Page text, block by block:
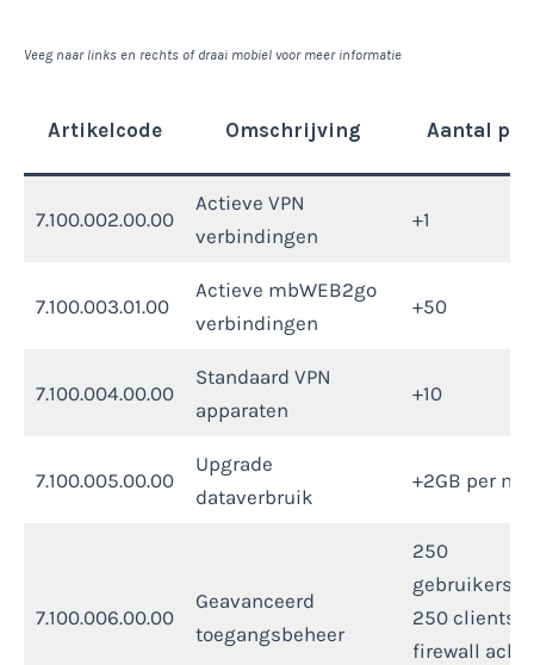
Veeg naar links en rechts of draai mobiel voor meer informatie
Artikelcode Omschrijving Aantal
7.100.002.00.00
Actieve VPN
verbindingen
+1
7.100.003.01.00
Actieve mbWEB2go
verbindingen
+50
7.100.004.00.00
Standaard VPN
apparaten
+10
7.100.005.00.00
Upgrade
dataverbruik
+2GB per
7.100.006.00.00
Geavanceerd
toegangsbeheer
250
250 clients,
firewall